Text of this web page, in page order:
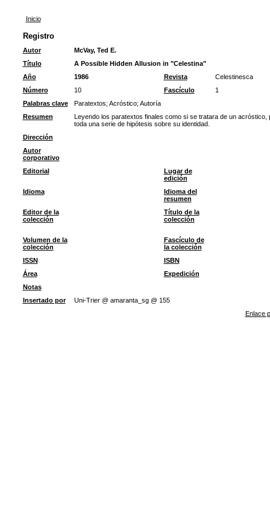
Inicio
Registro
Autor
McVay, Ted E.
Título
A Possible Hidden Allusion in "Celestina"
Año
1986 Revista
Celestinesca
Número
10 Fascículo
1
Palabras clave
Paratextos; Acróstico; Autoría
Resumen
Leyendo los paratextos finales como si se tratara de un acróstico,
toda una serie de hipótesis sobre su identidad.
Dirección
Autor
corporativo
Editorial
Lugar de
edición
Idioma
Idioma del
resumen
Editor de la
colección
Título de la
colección
Volumen de la
colección
Fascículo de
la colección
ISSN
ISBN
Área
Expedición
Notas
Insertado por
Uni-Trier @ amaranta_sg @ 155
Enlace